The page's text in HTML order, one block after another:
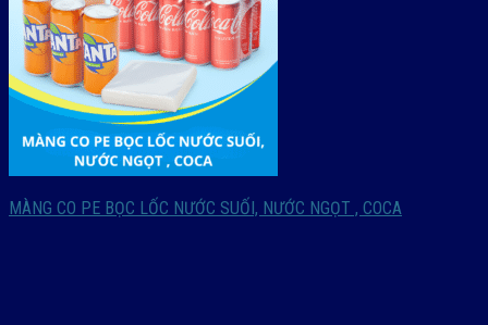
MÀNG CO PE BỌC LỐC NƯỚC SUỐI, NƯỚC NGỌT , COCA